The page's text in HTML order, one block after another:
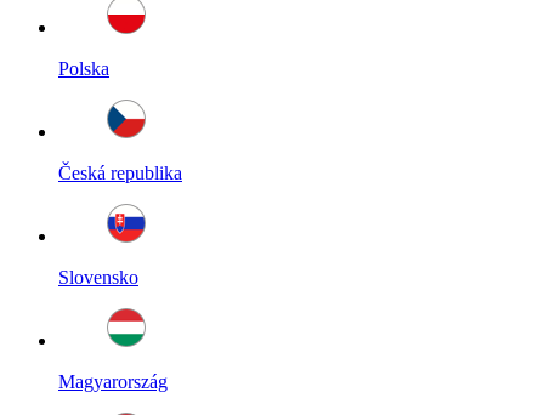
Polska
Česká republika
Slovensko
Magyarország